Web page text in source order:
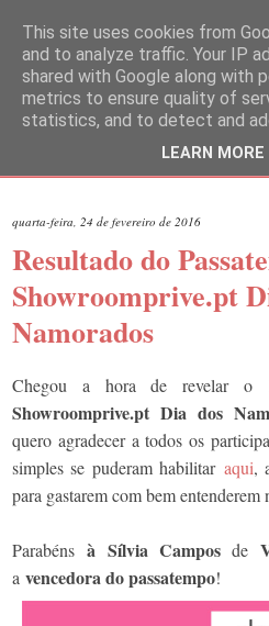
quarta-feira, 24 de fevereiro de 2016
Resultado do
Showroomprive.pt
Namorados
Chegou a hora de revelar o
Showroomprive.pt Dia dos
quero agradecer a todos os
simples se puderam habilitar aqui,
para gastarem com bem entenderem
Parabéns à Sílvia Camposde
a vencedora do passatempo!
This site uses cookies from
and to analyze traffic. Your IP
shared with Google along with
metrics to ensure quality of
statistics, and to detect and
LEARN MORE